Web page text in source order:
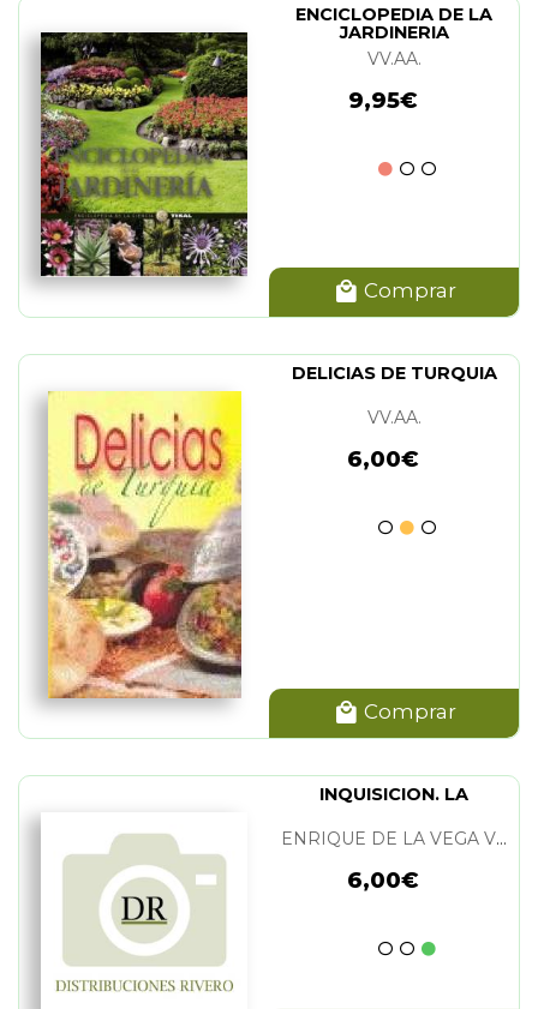
ENCICLOPEDIA DE LA
JARDINERIA
VV.AA.
9,95€
Comprar
DELICIAS DE TURQUIA
VV.AA.
6,00€
Comprar
INQUISICION. LA
ENRIQUE DE LA VEGA VIGUERA
6,00€